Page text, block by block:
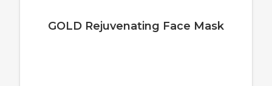
GOLD Rejuvenating Face Mask